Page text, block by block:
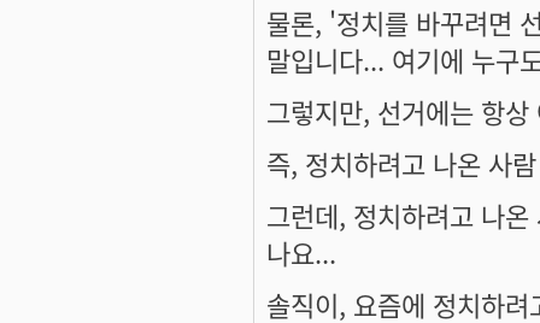
물론, '정치를 바꾸려면
말입니다... 여기에 누구
그렇지만, 선거에는 항
즉, 정치하려고 나온 사
그런데, 정치하려고 나
나요...
솔직이, 요즘에 정치하